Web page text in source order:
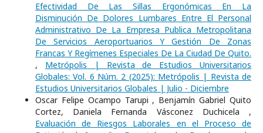
Efectividad De Las Sillas Ergonómicas En La
Disminución De Dolores Lumbares Entre El Personal
Administrativo De La Empresa Publica Metropolitana
De Servicios Aeroportuarios Y Gestión De Zonas
Francas Y Regímenes Especiales De La Ciudad De Quito.
, Metrópolis | Revista de Estudios Universitarios
Globales: Vol. 6 Núm. 2 (2025): Metrópolis | Revista de
Estudios Universitarios Globales | Julio - Diciembre
Oscar Felipe Ocampo Tarupi , Benjamín Gabriel Quito
Cortez, Daniela Fernanda Vásconez Duchicela ,
Evaluación de Riesgos Laborales en el Proceso de